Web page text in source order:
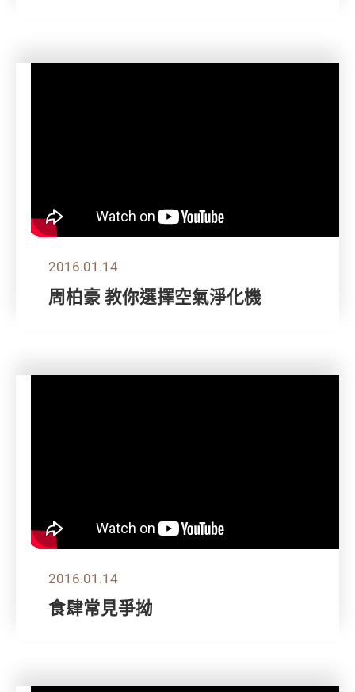
2016.01.14
周柏豪 教你選擇空氣淨化機
2016.01.14
食肆常見爭拗